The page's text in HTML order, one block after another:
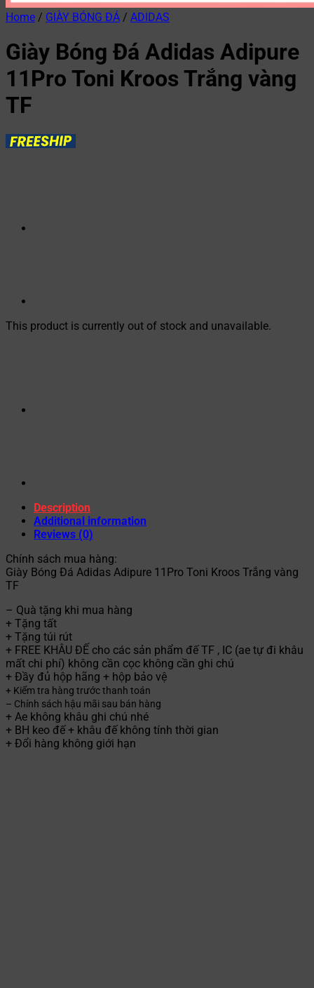
Home / GIÀY BÓNG ĐÁ / ADIDAS
Giày Bóng Đá Adidas Adipure
11Pro Toni Kroos Trắng vàng
TF
This product is currently out of stock and unavailable.
Description
Additional information
Reviews (0)
Chính sách mua hàng:
Giày Bóng Đá Adidas Adipure 11Pro Toni Kroos Trắng vàng
TF
– Quà tặng khi mua hàng
+ Tặng tất
+ Tặng túi rút
+ FREE KHÂU ĐẾ cho các sản phẩm đế TF , IC (ae tự đi khâu
mất chi phí) không cần cọc không cần ghi chú
+ Đầy đủ hộp hãng + hộp bảo vệ
+ Kiểm tra hàng trước thanh toán
– Chính sách hậu mãi sau bán hàng
+ Ae không khâu ghi chú nhé
+ BH keo đế + khâu đế không tính thời gian
+ Đổi hàng không giới hạn